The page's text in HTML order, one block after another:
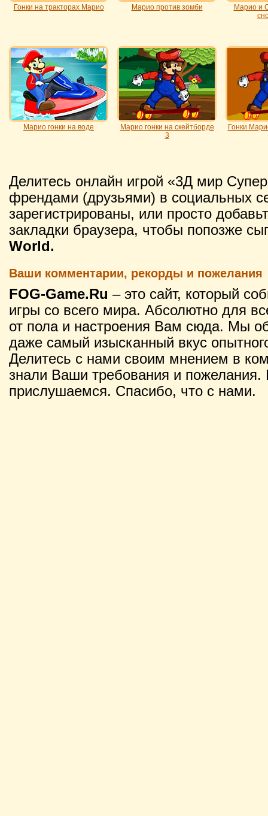
Гонки на тракторах Марио Марио против зомби
Марио и
Марио гонки на воде
Марио гонки на скейтборде
3
Гонки
Делитесь онлайн игрой «3Д мир
френдами (друзьями) в социальных
зарегистрированы, или просто
закладки браузера, чтобы попозже
World.
Ваши комментарии, рекорды и пожелания
FOG-Game.Ru – это сайт, который
игры со всего мира. Абсолютно для
от пола и настроения Вам сюда. Мы
даже самый изысканный вкус
Делитесь с нами своим мнением в
знали Ваши требования и
прислушаемся. Спасибо, что с нами.